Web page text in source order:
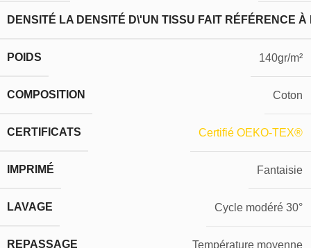
DENSITÉ LA DENSITÉ D\'UN TISSU FAIT RÉFÉRENCE
POIDS 140gr/m²
COMPOSITION Coton
CERTIFICATS Certifié OEKO-TEX®
IMPRIMÉ Fantaisie
LAVAGE Cycle modéré 30°
REPASSAGE Température moyenne